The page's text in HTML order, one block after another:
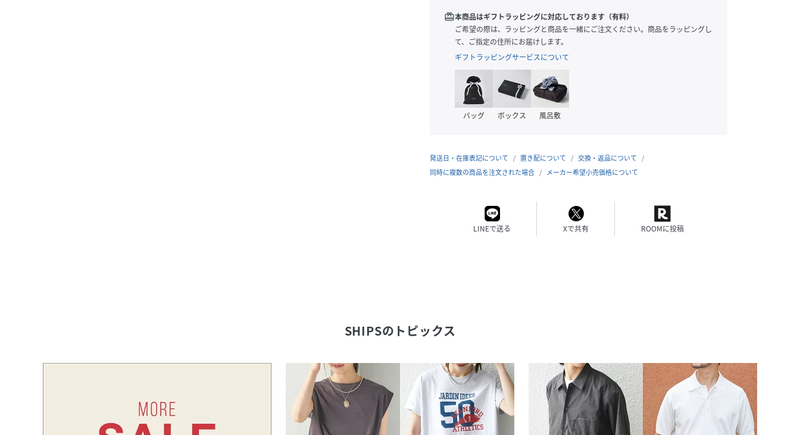
redeem本商品はギフトラッピングに対応しております（有料）
ご希望の際は、ラッピングと商品を一緒にご注文ください。商品をラッピングし
て、ご指定の住所にお届けします。
ギフトラッピングサービスについて
バッグ ボックス 風呂敷
発送日・在庫表記について 置き配について
交換・返品について
同時に複数の商品を注文された場合
メーカー希望小売価格について
LINEで送る Xで共有 ROOMに投稿
SHIPSのトピックス